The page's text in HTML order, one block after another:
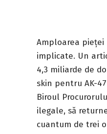
Amploarea
implicate. Un
4,3 miliarde de
skin pentru AK-
Biroul
ilegale, să
cuantum de trei